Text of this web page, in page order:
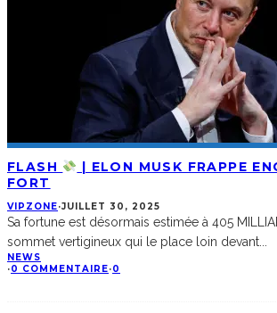
FLASH
| ELON MUSK FRAPPE
FORT
VIPZONE·JUILLET 30, 2025
Sa fortune est désormais estimée à 405
sommet vertigineux qui le place loin devant...
NEWS
·0 COMMENTAIRE·0